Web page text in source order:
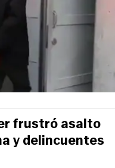
frustró asalto
y delincuentes